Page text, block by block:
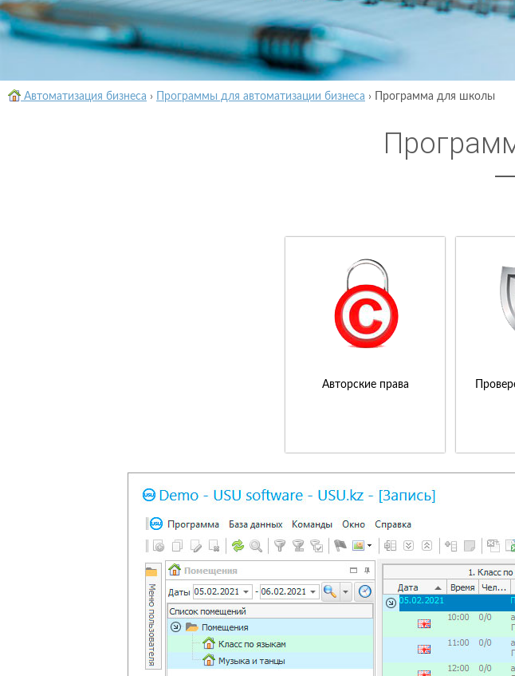
Автоматизация бизнеса › Программы для автоматизации бизнеса › Программа для школы
Авторские права